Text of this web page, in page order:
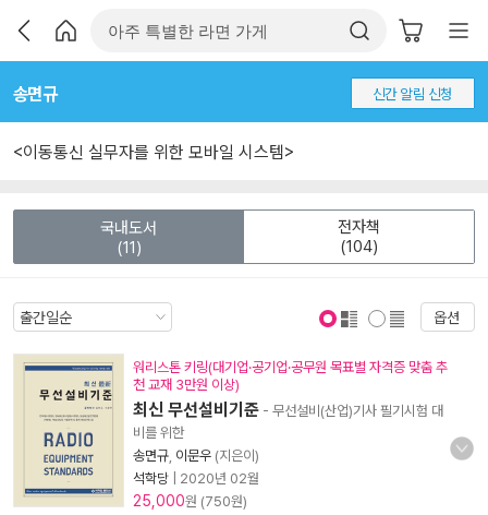
송면규 신간 알림 신청
<이동통신 실무자를 위한 모바일 시스템>
국내도서
(11)
전자책
(104)
옵션
워리스톤 키링(대기업·공기업·공무원 목표별 자격증 맞춤 추
천 교재 3만원 이상)
최신 무선설비기준 - 무선설비(산업)기사 필기시험 대
비를 위한
송면규 이문우 (지은이)
석학당
2020년 02월
25,000원 (750원)